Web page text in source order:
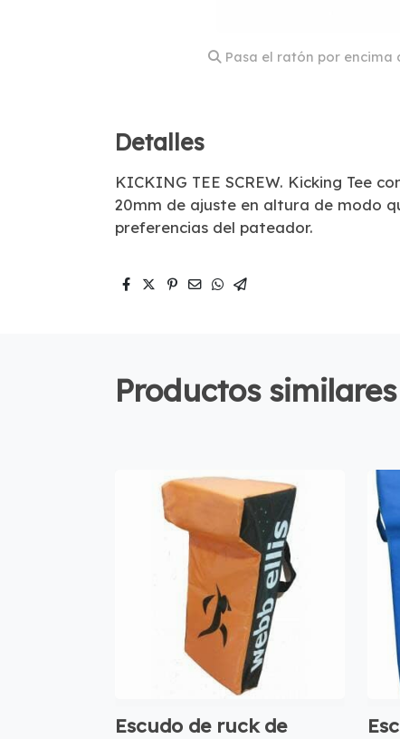
Pasa el ratón por
Detalles
KICKING TEE SCREW. Kicking Tee
20mm de ajuste en altura de modo
preferencias del pateador.
Productos similares
Escudo de ruck de